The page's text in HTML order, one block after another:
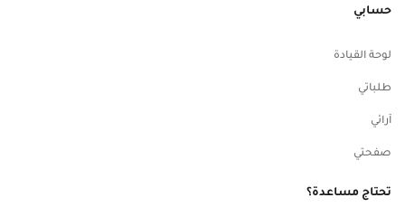
حسابي
لوحة القيادة
طلباتي
آرائي
صفحتي
تحتاج مساعدة؟